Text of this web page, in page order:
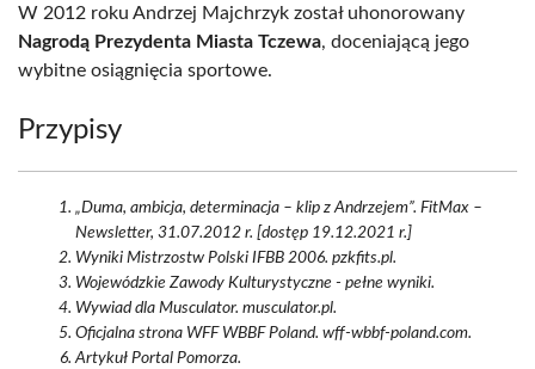
W 2012 roku Andrzej Majchrzyk został uhonorowany
Nagrodą Prezydenta Miasta Tczewa, doceniającą jego
wybitne osiągnięcia sportowe.
Przypisy
„Duma, ambicja, determinacja – klip z Andrzejem”. FitMax –
Newsletter, 31.07.2012 r. [dostęp 19.12.2021 r.]
Wyniki Mistrzostw Polski IFBB 2006. pzkfits.pl.
Wojewódzkie Zawody Kulturystyczne - pełne wyniki.
Wywiad dla Musculator. musculator.pl.
Oficjalna strona WFF WBBF Poland. wff-wbbf-poland.com.
Artykuł Portal Pomorza.